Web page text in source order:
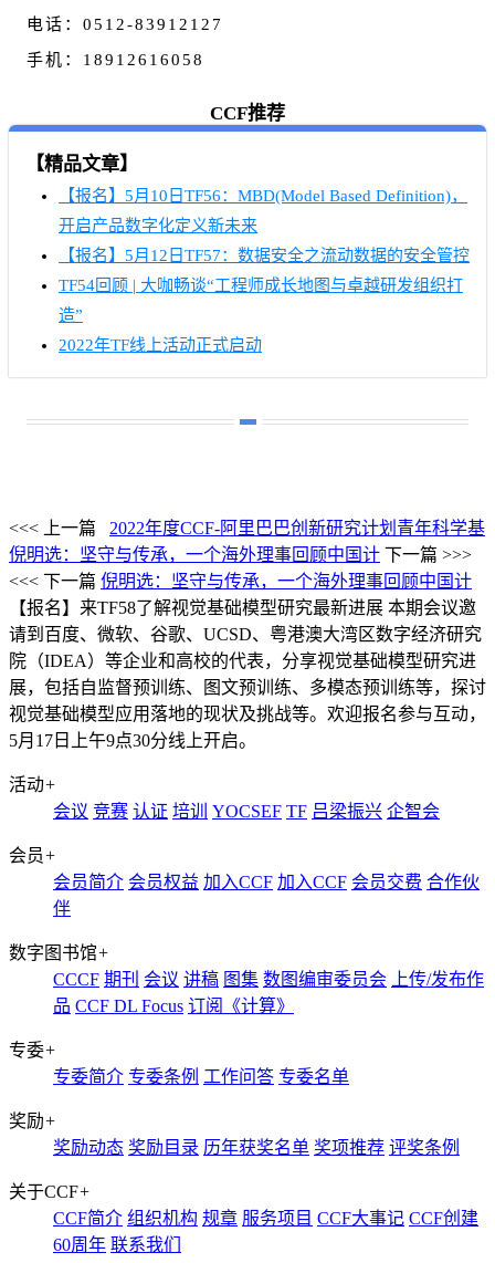
电话：0512-83912127
手机：18912616058
CCF推荐
【精品文章】
【报名】5月10日TF56：MBD(Model Based Definition)，
开启产品数字化定义新未来
【报名】5月12日TF57：数据安全之流动数据的安全管控
TF54回顾 | 大咖畅谈“工程师成长地图与卓越研发组织打
造”
2022年TF线上活动正式启动
<<< 上一篇
2022年度CCF-阿里巴巴创新研究计划青年科学基
倪明选：坚守与传承，一个海外理事回顾中国计 下一篇 >>>
<<< 下一篇 倪明选：坚守与传承，一个海外理事回顾中国计
【报名】来TF58了解视觉基础模型研究最新进展 本期会议邀
请到百度、微软、谷歌、UCSD、粤港澳大湾区数字经济研究
院（IDEA）等企业和高校的代表，分享视觉基础模型研究进
展，包括自监督预训练、图文预训练、多模态预训练等，探讨
视觉基础模型应用落地的现状及挑战等。欢迎报名参与互动，
5月17日上午9点30分线上开启。
活动+
会议 竞赛 认证 培训 YOCSEF TF 吕梁振兴 企智会
会员+
会员简介 会员权益 加入CCF 加入CCF 会员交费 合作伙
伴
数字图书馆+
CCCF 期刊 会议 讲稿 图集 数图编审委员会 上传/发布作
品 CCF DL Focus 订阅《计算》
专委+
专委简介 专委条例 工作问答 专委名单
奖励+
奖励动态 奖励目录 历年获奖名单 奖项推荐 评奖条例
关于CCF+
CCF简介 组织机构 规章 服务项目 CCF大事记 CCF创建
60周年 联系我们